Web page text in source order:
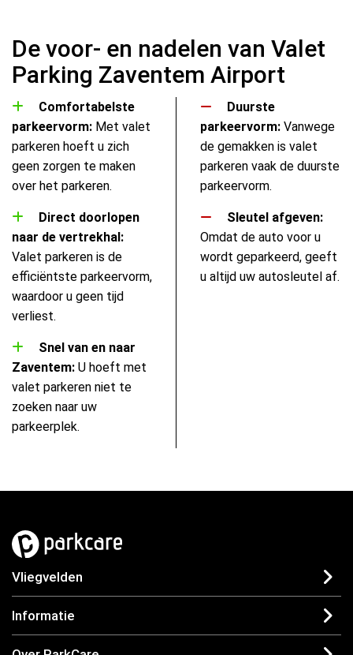
De voor- en nadelen van Valet
Parking Zaventem Airport
Comfortabelste
parkeervorm: Met valet
parkeren hoeft u zich
geen zorgen te maken
over het parkeren.
Direct doorlopen
naar de vertrekhal:
Valet parkeren is de
efficiëntste parkeervorm,
waardoor u geen tijd
verliest.
Snel van en naar
Zaventem: U hoeft met
valet parkeren niet te
zoeken naar uw
parkeerplek.
Duurste
parkeervorm: Vanwege
de gemakken is valet
parkeren vaak de duurste
parkeervorm.
Sleutel afgeven:
Omdat de auto voor u
wordt geparkeerd, geeft
u altijd uw autosleutel af.
Vliegvelden
Informatie